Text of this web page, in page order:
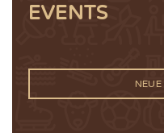
EVENTS